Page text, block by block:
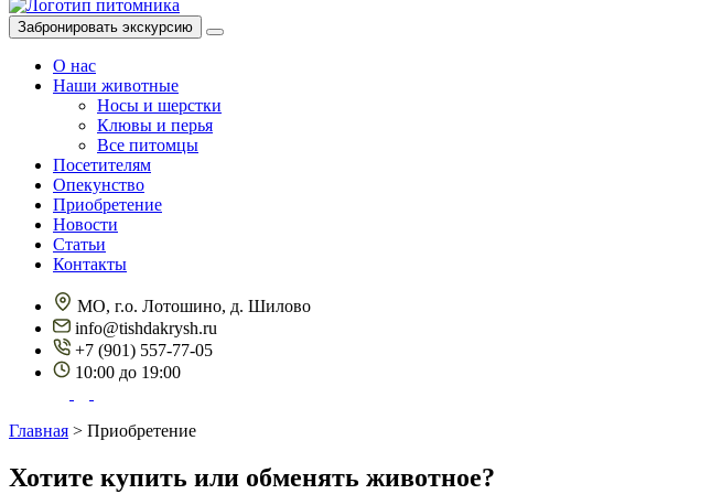
Забронировать экскурсию
О нас
Наши животные
Носы и шерстки
Клювы и перья
Все питомцы
Посетителям
Опекунство
Приобретение
Новости
Статьи
Контакты
МО, г.о. Лотошино, д. Шилово
info@tishdakrysh.ru
+7 (901) 557-77-05
10:00 до 19:00
Главная > Приобретение
Хотите купить или обменять животное?